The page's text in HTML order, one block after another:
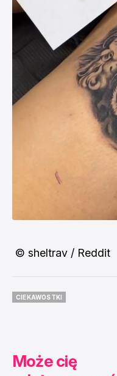
© sheltrav / Reddit
CIEKAWOSTKI
Może cię